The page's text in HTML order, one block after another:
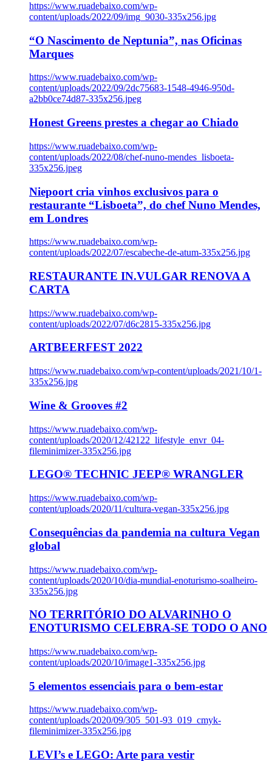
https://www.ruadebaixo.com/wp-
content/uploads/2022/09/img_9030-335x256.jpg
“O Nascimento de Neptunia”, nas Oficinas
Marques
https://www.ruadebaixo.com/wp-
content/uploads/2022/09/2dc75683-1548-4946-950d-
a2bb0ce74d87-335x256.jpeg
Honest Greens prestes a chegar ao Chiado
https://www.ruadebaixo.com/wp-
content/uploads/2022/08/chef-nuno-mendes_lisboeta-
335x256.jpeg
Niepoort cria vinhos exclusivos para o
restaurante “Lisboeta”, do chef Nuno Mendes,
em Londres
https://www.ruadebaixo.com/wp-
content/uploads/2022/07/escabeche-de-atum-335x256.jpg
RESTAURANTE IN.VULGAR RENOVA A
CARTA
https://www.ruadebaixo.com/wp-
content/uploads/2022/07/d6c2815-335x256.jpg
ARTBEERFEST 2022
https://www.ruadebaixo.com/wp-content/uploads/2021/10/1-
335x256.jpg
Wine & Grooves #2
https://www.ruadebaixo.com/wp-
content/uploads/2020/12/42122_lifestyle_envr_04-
fileminimizer-335x256.jpg
LEGO® TECHNIC JEEP® WRANGLER
https://www.ruadebaixo.com/wp-
content/uploads/2020/11/cultura-vegan-335x256.jpg
Consequências da pandemia na cultura Vegan
global
https://www.ruadebaixo.com/wp-
content/uploads/2020/10/dia-mundial-enoturismo-soalheiro-
335x256.jpg
NO TERRITÓRIO DO ALVARINHO O
ENOTURISMO CELEBRA-SE TODO O ANO
https://www.ruadebaixo.com/wp-
content/uploads/2020/10/image1-335x256.jpg
5 elementos essenciais para o bem-estar
https://www.ruadebaixo.com/wp-
content/uploads/2020/09/305_501-93_019_cmyk-
fileminimizer-335x256.jpg
LEVI’s e LEGO: Arte para vestir